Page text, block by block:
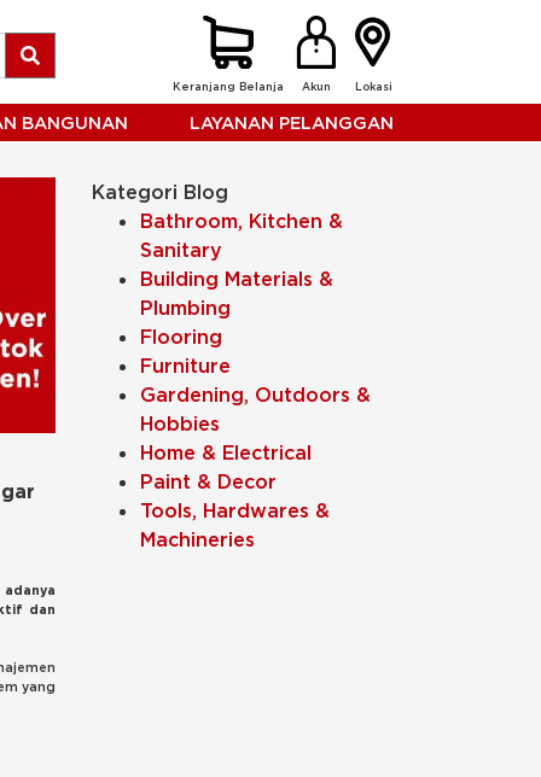
Keranjang Belanja Akun Lokasi
BANGUNAN LAYANAN PELANGGAN
dan
yang
Kategori Blog
Bathroom, Kitchen &
Sanitary
Building Materials &
Plumbing
Flooring
Furniture
Gardening, Outdoors &
Hobbies
Home & Electrical
Paint & Decor
Tools, Hardwares &
Machineries